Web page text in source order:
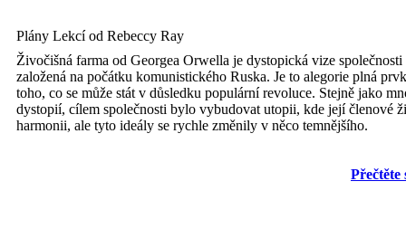
Plány Lekcí od Rebeccy Ray
Živočišná farma od Georgea Orwella je dystopická vize společnosti
založená na počátku komunistického Ruska. Je to alegorie plná
toho, co se může stát v důsledku populární revoluce. Stejně jako
dystopií, cílem společnosti bylo vybudovat utopii, kde její členové
harmonii, ale tyto ideály se rychle změnily v něco temnějšího.
Přečtěte